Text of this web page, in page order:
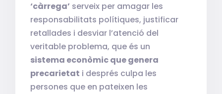
‘càrrega’ serveix per amagar les
responsabilitats polítiques, justificar
retallades i desviar l’atenció del
veritable problema, que és un
sistema econòmic que genera
precarietat i després culpa les
persones que en pateixen les